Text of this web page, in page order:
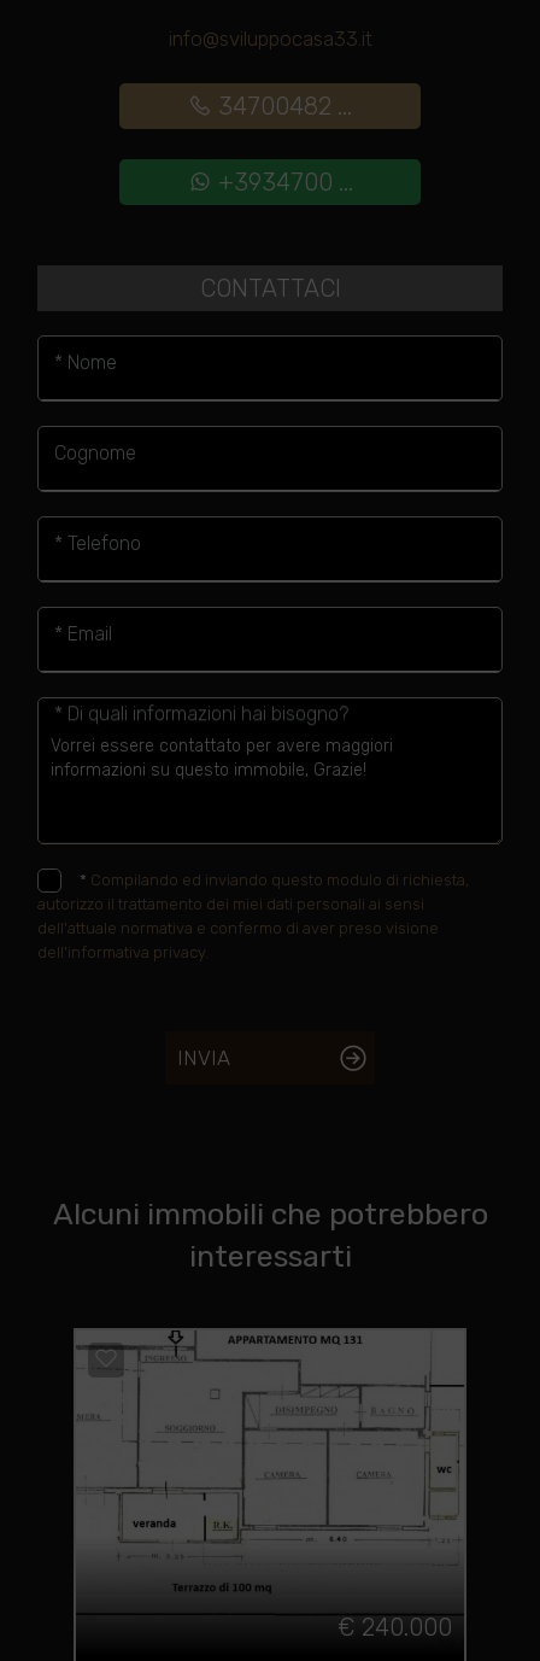
info@sviluppocasa33.it
34700482 ...
+3934700 ...
CONTATTACI
* Nome
Cognome
* Telefono
* Email
* Di quali informazioni hai bisogno?
* Compilando ed inviando questo modulo di richiesta,
autorizzo il trattamento dei miei dati personali ai sensi
dell'attuale normativa e confermo di aver preso visione
dell'informativa privacy.
INVIA
Alcuni immobili che potrebbero
interessarti
€ 240.000